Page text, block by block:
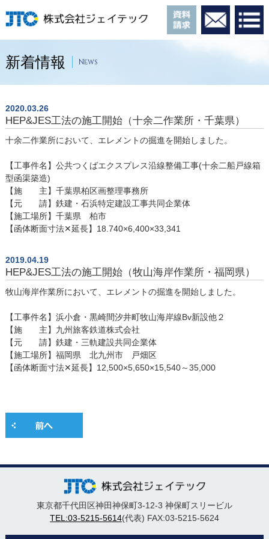
新着情報 News
2020.03.26
HEP&JES工法の施工開始（十余二作業所・千葉県）
十余二作業所において、エレメントの掘進を開始しました。
【工事件名】公共つくばエクスプレス沿線整備工事(十余二船戸線箱
型函渠築造)
【施 主】千葉県柏区画整理事務所
【元 請】鉄建・石浜特定建設工事共同企業体
【施工場所】千葉県 柏市
【函体断面寸法✕延長】18.740×6,400×33,341
2019.04.19
HEP&JES工法の施工開始（牧山海岸作業所・福岡県）
牧山海岸作業所において、エレメントの掘進を開始しました。
【工事件名】浜小倉・黒崎間汐井町牧山海岸線Bv新設他２
【施 主】九州旅客鉄道株式会社
【元 請】鉄建・三軌建設共同企業体
【施工場所】福岡県 北九州市 戸畑区
【函体断面寸法✕延長】12,500×5,650×15,540～35,000
東京都千代田区神田神保町3-12-3 神保町スリービル
TEL:03-5215-5614(代表) FAX:03-5215-5624